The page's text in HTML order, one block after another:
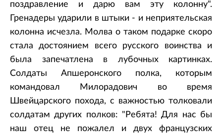
поздравление и дарю вам эту колонну".
Гренадеры ударили в штыки - и неприятельская
колонна исчезла. Молва о таком подарке скоро
стала достоянием всего русского воинства и
была запечатлена в лубочных картинках.
Солдаты Апшеронского полка, которым
командовал Милорадович во время
Швейцарского похода, с важностью толковали
солдатам других полков: "Ребята! Для нас бы
наш отец не пожалел и двух французских